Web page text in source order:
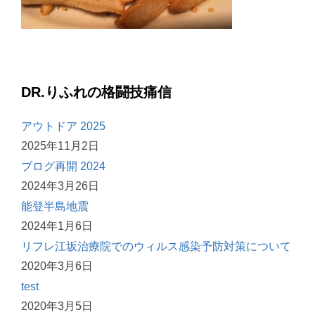
DR.りふれの格闘技痛信
アウトドア 2025
2025年11月2日
ブログ再開 2024
2024年3月26日
能登半島地震
2024年1月6日
リフレ江坂治療院でのウィルス感染予防対策について
2020年3月6日
test
2020年3月5日